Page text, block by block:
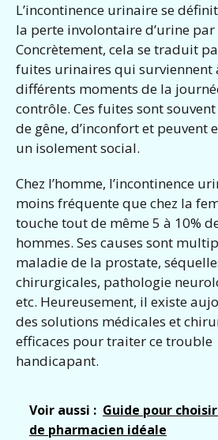
L’incontinence urinaire se
la perte involontaire d’urine par
Concrètement, cela se traduit
fuites urinaires qui surviennent
différents moments de la
contrôle. Ces fuites sont
de gêne, d’inconfort et peuvent
un isolement social.
Chez l’homme, l’incontinence
moins fréquente que chez la
touche tout de même 5 à 10%
hommes. Ses causes sont
maladie de la prostate,
chirurgicales, pathologie
etc. Heureusement, il existe
des solutions médicales et
efficaces pour traiter ce trouble
handicapant.
Voir aussi : Guide pour
de pharmacien idéale